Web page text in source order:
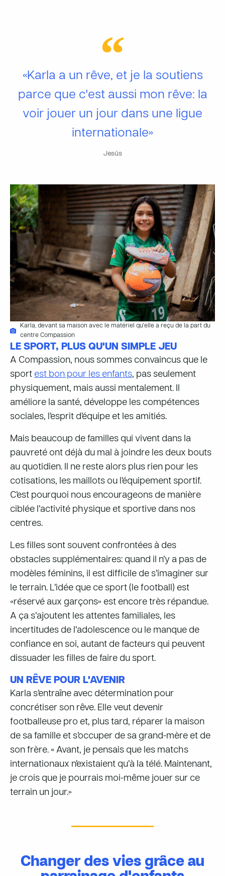
«Karla a un rêve, et je la soutiens
parce que c'est aussi mon rêve: la
voir jouer un jour dans une ligue
internationale»
Jesús
Karla, devant sa maison avec le matériel qu'elle a reçu de la part du
centre Compassion
LE SPORT, PLUS QU'UN SIMPLE JEU
A Compassion, nous sommes convaincus que le
sport est bon pour les enfants, pas seulement
physiquement, mais aussi mentalement. Il
améliore la santé, développe les compétences
sociales, l’esprit d’équipe et les amitiés.
Mais beaucoup de familles qui vivent dans la
pauvreté ont déjà du mal à joindre les deux bouts
au quotidien. Il ne reste alors plus rien pour les
cotisations, les maillots ou l’équipement sportif.
C’est pourquoi nous encourageons de manière
ciblée l’activité physique et sportive dans nos
centres.
Les filles sont souvent confrontées à des
obstacles supplémentaires: quand il n’y a pas de
modèles féminins, il est difficile de s’imaginer sur
le terrain. L’idée que ce sport (le football) est
«réservé aux garçons» est encore très répandue.
A ça s’ajoutent les attentes familiales, les
incertitudes de l’adolescence ou le manque de
confiance en soi, autant de facteurs qui peuvent
dissuader les filles de faire du sport.
UN RÊVE POUR L'AVENIR
Karla s’entraîne avec détermination pour
concrétiser son rêve. Elle veut devenir
footballeuse pro et, plus tard, réparer la maison
de sa famille et s’occuper de sa grand-mère et de
son frère. « Avant, je pensais que les matchs
internationaux n’existaient qu’à la télé. Maintenant,
je crois que je pourrais moi-même jouer sur ce
terrain un jour.»
Changer des vies grâce au